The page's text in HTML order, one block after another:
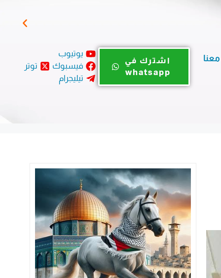
يوتيوب
فيسبوك
توتر
تيليجرام
اشترك في
whatsapp